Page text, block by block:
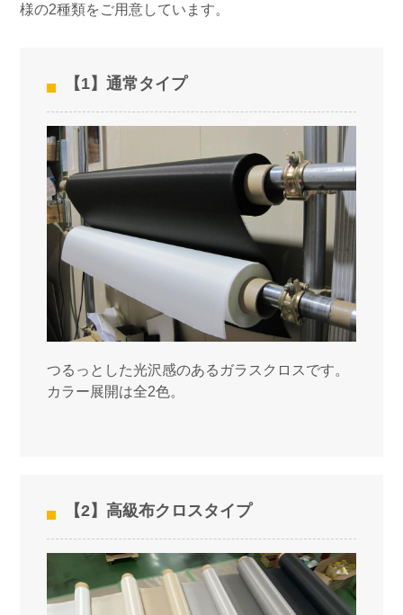
様の2種類をご用意しています。
【1】通常タイプ
つるっとした光沢感のあるガラスクロスです。
カラー展開は全2色。
【2】高級布クロスタイプ